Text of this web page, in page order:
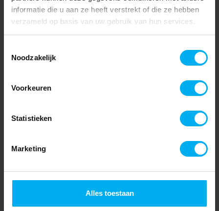
informatie die u aan ze heeft verstrekt of die ze hebben
verzameld op basis van uw gebruik van hun services.
Noodzakelijk
Voorkeuren
Statistieken
Marketing
Alles toestaan